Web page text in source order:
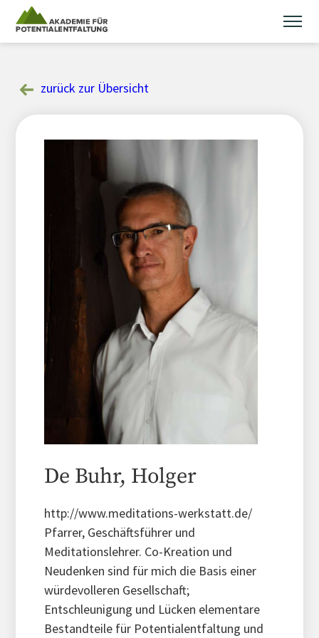
content
zurück zur Übersicht
De Buhr, Holger
http://www.meditations-werkstatt.de/
Pfarrer, Geschäftsführer und
Meditationslehrer. Co-Kreation und
Neudenken sind für mich die Basis einer
würdevolleren Gesellschaft;
Entschleunigung und Lücken elementare
Bestandteile für Potentialentfaltung und